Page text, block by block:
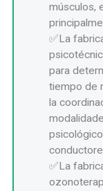
músculos,
La
para
tiempo de
la
La